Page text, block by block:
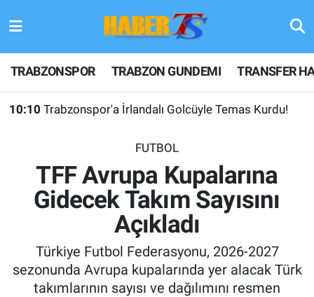
TRABZONSPOR TRABZON GUNDEMI TRANSFER
10:10 Trabzonspor'a İrlandalı Golcüyle Temas Kurdu!
FUTBOL
TFF Avrupa Kupalarına
Gidecek Takım Sayısını
Açıkladı
Türkiye Futbol Federasyonu, 2026-2027
sezonunda Avrupa kupalarında yer alacak Türk
takımlarının sayısı ve dağılımını resmen
TRABZONSPOR
TRABZON GUNDEMI
KULİS MEYDANI
1461 TRABZON
FUTBOL
Hava Durumu
Trafik Durumu
Son Dakika Haberleri